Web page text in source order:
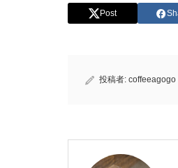
Post
投稿者: coffeeagogo